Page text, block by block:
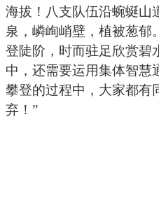
海拔！八支队伍沿蜿蜒山
泉，嶙峋峭壁，植被葱郁
登陡阶，时而驻足欣赏碧
中，还需要运用集体智慧
攀登的过程中，大家都有
弃！”